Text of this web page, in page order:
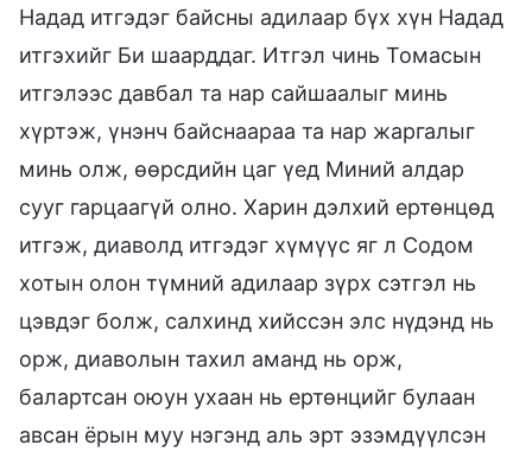
Надад итгэдэг байсны адилаар бүх хүн Надад
итгэхийг Би шаарддаг. Итгэл чинь Томасын
итгэлээс давбал та нар сайшаалыг минь
хүртэж, үнэнч байснаараа та нар жаргалыг
минь олж, өөрсдийн цаг үед Миний алдар
сууг гарцаагүй олно. Харин дэлхий ертөнцөд
итгэж, диаволд итгэдэг хүмүүс яг л Содом
хотын олон түмний адилаар зүрх сэтгэл нь
цэвдэг болж, салхинд хийссэн элс нүдэнд нь
орж, диаволын тахил аманд нь орж,
балартсан оюун ухаан нь ертөнцийг булаан
авсан ёрын муу нэгэнд аль эрт эзэмдүүлсэн